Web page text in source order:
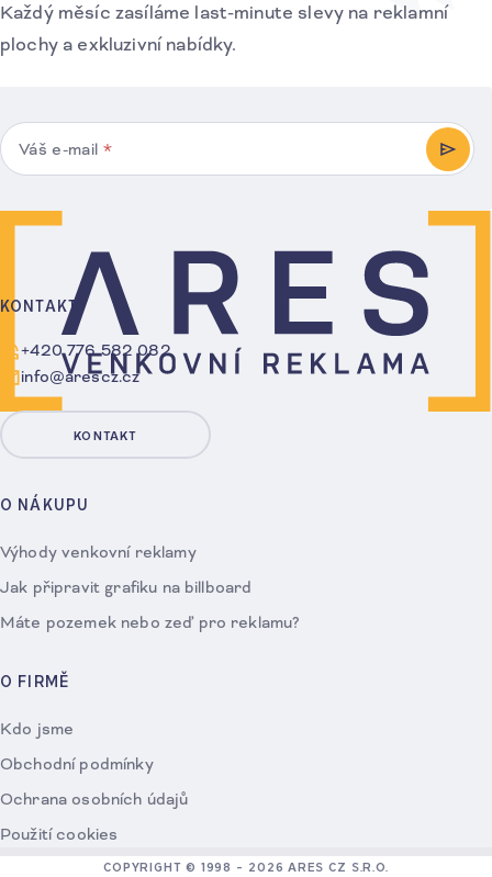
Každý měsíc zasíláme last-minute slevy na reklamní
plochy a exkluzivní nabídky.
Váš e-mail *
O NÁKUPU
Výhody venkovní reklamy
Jak připravit grafiku na billboard
Máte pozemek nebo zeď pro reklamu?
O FIRMĚ
Kdo jsme
Obchodní podmínky
Ochrana osobních údajů
Použití cookies
KONTAKT
+420 776 582 082
info@arescz.cz
KONTAKT
COPYRIGHT © 1998 – 2026 ARES CZ S.R.O.